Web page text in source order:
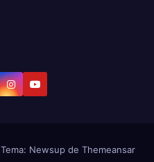
Tema: Newsup de Themeansar